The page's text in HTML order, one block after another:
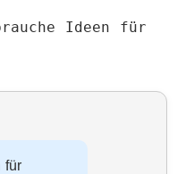
Ideen für
für